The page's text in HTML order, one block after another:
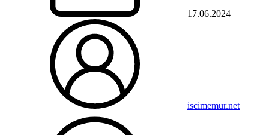
17.06.2024
iscimemur.net